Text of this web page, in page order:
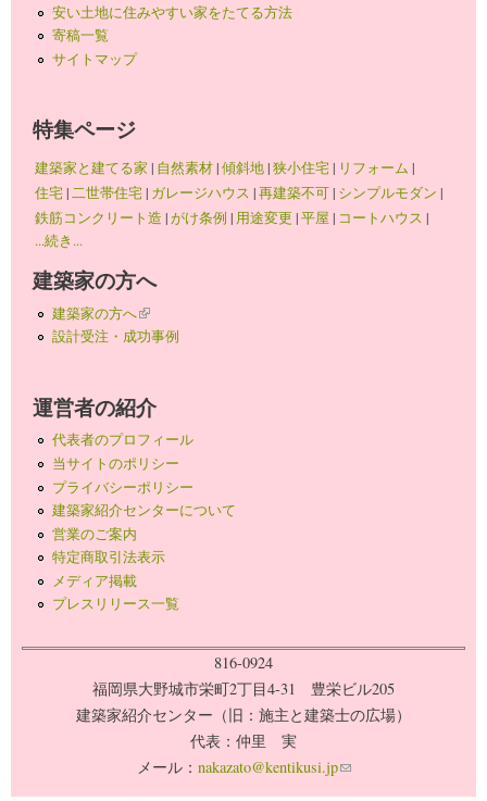
安い土地に住みやすい家をたてる方法
寄稿一覧
サイトマップ
特集ページ
建築家と建てる家 | 自然素材|傾斜地|狭小住宅| リフォーム |
住宅|二世帯住宅| ガレージハウス |再建築不可| シンプルモダン |
鉄筋コンクリート造 |がけ条例 | 用途変更 |平屋 | コートハウス |
...続き...
建築家の方へ
建築家の方へ(link is external)
設計受注・成功事例
運営者の紹介
代表者のプロフィール
当サイトのポリシー
プライバシーポリシー
建築家紹介センターについて
営業のご案内
特定商取引法表示
メディア掲載
プレスリリース一覧
816-0924
福岡県大野城市栄町2丁目4-31 豊栄ビル205
建築家紹介センター（旧：施主と建築士の広場）
代表：仲里 実
メール： nakazato@kentikusi.jp(link sends e-mail)